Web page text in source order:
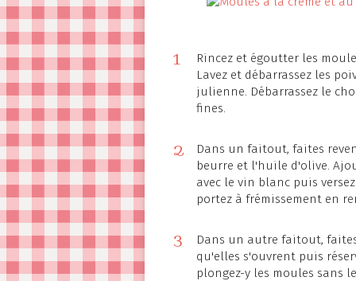
1
Rincez et égoutter les
Lavez et débarrassez les
julienne. Débarrassez le
fines.
2
Dans un faitout, faites
beurre et l'huile d'olive.
avec le vin blanc puis
portez à frémissement en
3
Dans un autre faitout,
qu'elles s'ouvrent puis
plongez-y les moules sans